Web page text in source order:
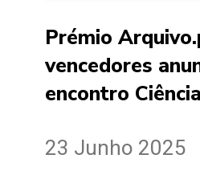
Prémio
vencedores
encontro
23 Junho 2025